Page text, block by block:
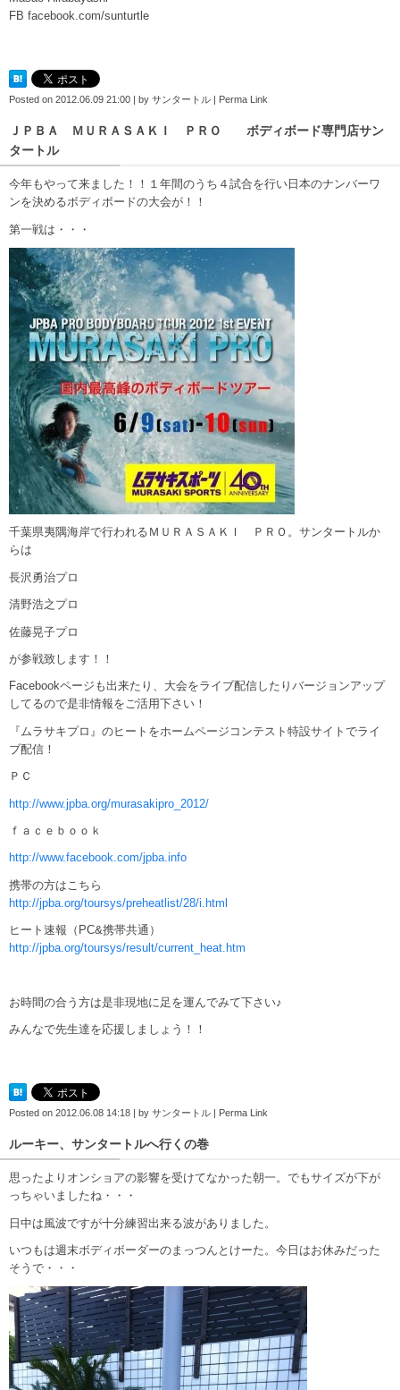
FB facebook.com/sunturtle
Posted on 2012.06.09 21:00 by サンタートル Perma Link
ＪＰＢＡ ＭＵＲＡＳＡＫＩ ＰＲＯ ボディボード専門店サン
タートル
今年もやって来ました！！１年間のうち４試合を行い日本のナンバーワ
ンを決めるボディボードの大会が！！
第一戦は・・・
千葉県夷隅海岸で行われるＭＵＲＡＳＡＫＩ ＰＲＯ。サンタートルか
らは
長沢勇治プロ
清野浩之プロ
佐藤晃子プロ
が参戦致します！！
Facebookページも出来たり、大会をライブ配信したりバージョンアップ
してるので是非情報をご活用下さい！
『ムラサキプロ』のヒートをホームページコンテスト特設サイト でライ
ブ配信！
ＰＣ
http://www.jpba.org/murasakipro_2012/
ｆａｃｅｂｏｏｋ
http://www.facebook.com/jpba.info
携帯の方はこちら
http://jpba.org/toursys/preheatlist/28/i.html
ヒート速報（PC&携帯共通）
http://jpba.org/toursys/result/current_heat.htm
お時間の合う方は是非現地に足を運んでみて下さい♪
みんなで先生達を応援しましょう！！
Posted on 2012.06.08 14:18 by サンタートル Perma Link
ルーキー、サンタートルへ行くの巻
思ったよりオンショアの影響を受けてなかった朝一。でもサイズが下が
っちゃいましたね・・・
日中は風波ですが十分練習出来る波がありました。
いつもは週末ボディボーダーのまっつんとけーた。今日はお休みだった
そうで・・・